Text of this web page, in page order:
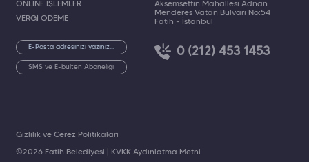
ONLINE İŞLEMLER
VERGİ ÖDEME
SMS ve E-bülten Aboneliği
Akşemsettin Mahallesi Adnan
Menderes Vatan Bulvarı No:54
Fatih - İstanbul
0 (212) 453 1453
©2026 Fatih Belediyesi | KVKK Aydınlatma Metni
Gizlilik ve Çerez Politikaları